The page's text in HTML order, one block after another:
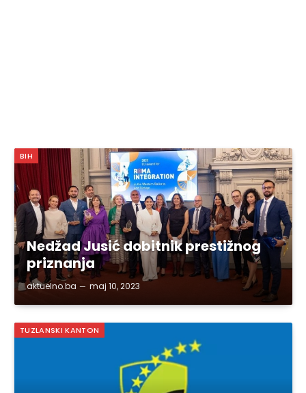
BIH
Nedžad Jusić dobitnik prestižnog
priznanja
aktuelno.ba maj 10, 2023
TUZLANSKI KANTON